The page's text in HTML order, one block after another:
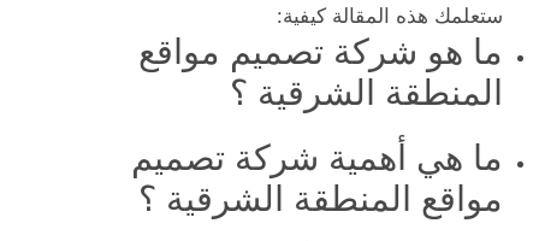
ستعلمك هذه المقالة كيفية:
ما هو شركة تصميم مواقع
المنطقة الشرقية ؟
ما هي أهمية شركة تصميم
مواقع المنطقة الشرقية ؟